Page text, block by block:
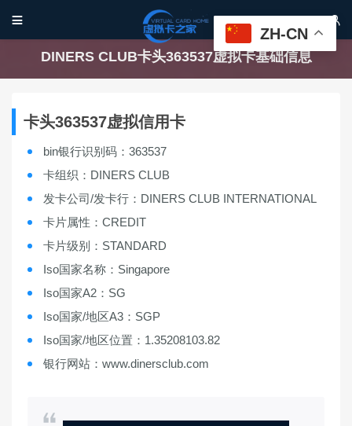
 
DINERS CLUB卡头363537虚拟卡基础信息
卡头363537虚拟信用卡
bin银行识别码：363537
卡组织：DINERS CLUB
发卡公司/发卡行：DINERS CLUB INTERNATIONAL
卡片属性：CREDIT
卡片级别：STANDARD
Iso国家名称：Singapore
Iso国家A2：SG
Iso国家/地区A3：SGP
Iso国家/地区位置：1.35208103.82
银行网站：www.dinersclub.com
ZH-CN